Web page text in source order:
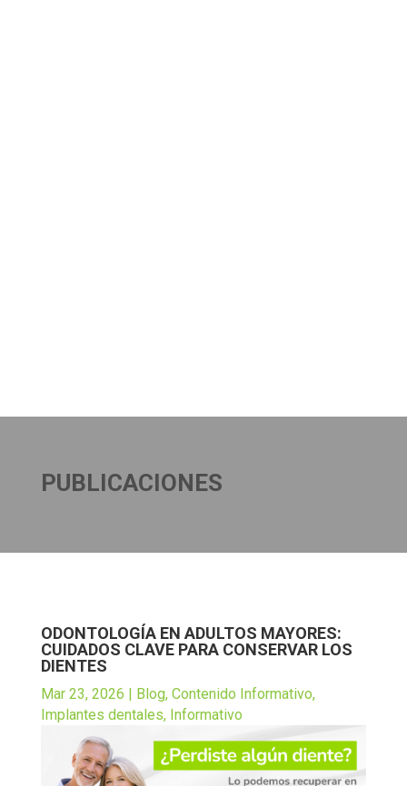
PUBLICACIONES
ODONTOLOGÍA EN ADULTOS MAYORES:
CUIDADOS CLAVE PARA CONSERVAR LOS
DIENTES
Mar 23, 2026 Blog, Contenido Informativo,
Implantes dentales, Informativo